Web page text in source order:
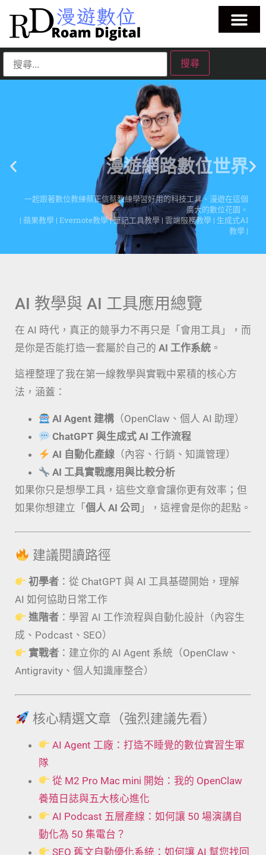
漫遊網路數位世界
一起跟著數位教練蔡正信蔡教練學習好用的科技工具、漫遊在這個
廣大的數位花園。
| 蘋果教學 | Evernote教學 | 筆記工具教學 | 雲端服務教學 | 生成式AI
點擊這裡
AI 教學與 AI 工具應用總覽
在 AI 時代，真正的競爭力不再只是「會用工具」，而
是你是否能打造一套屬於自己的 AI 工作系統 。
這裡整理了我在第一線教學與實戰中累積的核心方
法，涵蓋：
AI Agent 建構 （OpenClaw、個人 AI 助理）
ChatGPT 與生成式 AI 工作流程
AI 自動化產線 （內容、行銷、知識管理）
AI 工具實戰應用與比較分析
如果你只是想學工具，這些文章會讓你更有效率；但
如果你想建立「 個人 AI 公司 」，這裡會是你的起點。
建議閱讀路徑
初學者 ：從 ChatGPT 與 AI 工具基礎開始，理解
AI 如何協助日常工作
進階者 ：學習 AI 工作流程與自動化設計（內容生
成、Podcast、SEO）
實戰者 ：建立你的 AI Agent 系統（OpenClaw、
Antigravity、個人知識庫整合）
核心精選文章（強烈建議先看）
AI Agent 工廠：打造不睡覺的數位實習生軍
隊
從 M2 Pro Mac mini 開始：我的 OpenClaw
養殖日誌與五大核心進化
AI Podcast 五層產線：如何讓 50 場演講自
動化為 50 集電台？
SEO 舊文自動優化系統：如何讓 AI 幫您找回